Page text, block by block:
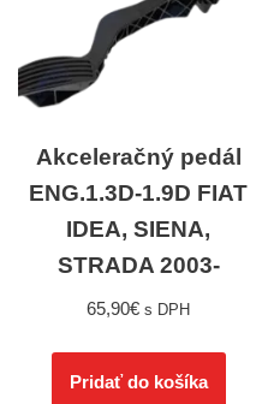
Akceleračný pedál
ENG.1.3D-1.9D FIAT
IDEA, SIENA,
STRADA 2003-
65,90€ s DPH
Pridať do košíka